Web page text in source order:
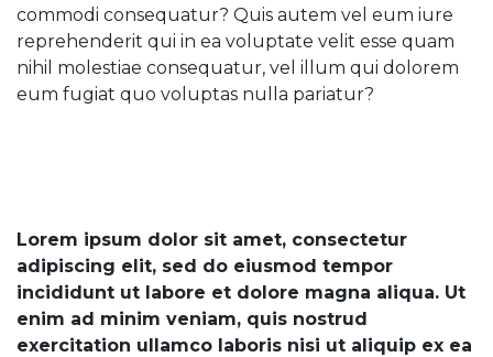
commodi consequatur? Quis autem vel eum iure
reprehenderit qui in ea voluptate velit esse quam
nihil molestiae consequatur, vel illum qui dolorem
eum fugiat quo voluptas nulla pariatur?
Lorem ipsum dolor sit amet, consectetur
adipiscing elit, sed do eiusmod tempor
incididunt ut labore et dolore magna aliqua. Ut
enim ad minim veniam, quis nostrud
exercitation ullamco laboris nisi ut aliquip ex ea